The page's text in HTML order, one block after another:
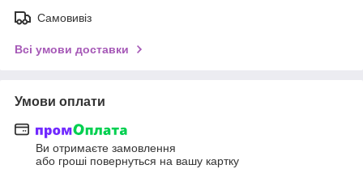
Самовивіз
Всі умови доставки
Умови оплати
Ви отримаєте замовлення
або гроші повернуться на вашу картку